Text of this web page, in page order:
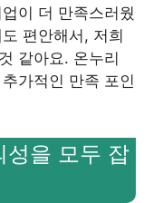
이 더 만족스러웠
편안해서, 저희
같아요. 온누리
가적인 만족 포인
성을 모두 잡